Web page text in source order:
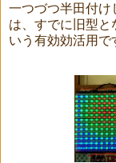
一つづつ半田付け
は、すでに旧型と
いう有効効活用で